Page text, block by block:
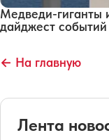
Медведи-гиганты
дайджест
← На главную
Лента